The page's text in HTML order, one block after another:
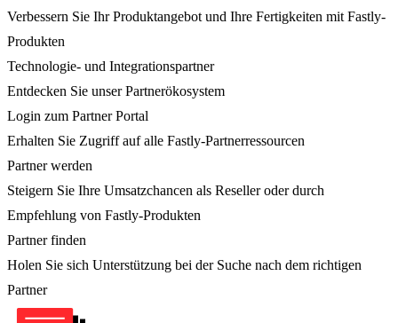
Verbessern Sie Ihr Produktangebot und Ihre Fertigkeiten mit Fastly-
Produkten
Technologie- und Integrationspartner
Entdecken Sie unser Partnerökosystem
Login zum Partner Portal
Erhalten Sie Zugriff auf alle Fastly-Partnerressourcen
Partner werden
Steigern Sie Ihre Umsatzchancen als Reseller oder durch
Empfehlung von Fastly-Produkten
Partner finden
Holen Sie sich Unterstützung bei der Suche nach dem richtigen
Partner